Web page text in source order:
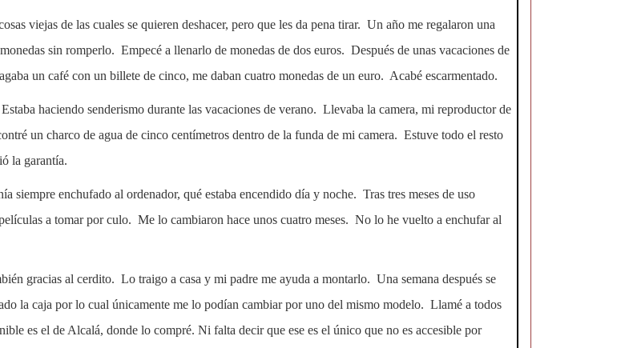
viejas de las cuales se quieren deshacer, pero que les da pena tirar. Un año me regalaron una
sin romperlo. Empecé a llenarlo de monedas de dos euros. Después de unas vacaciones de
un café con un billete de cinco, me daban cuatro monedas de un euro. Acabé escarmentado.
haciendo senderismo durante las vacaciones de verano. Llevaba la camera, mi reproductor de
un charco de agua de cinco centímetros dentro de la funda de mi camera. Estuve todo el resto
la garantía.
enchufado al ordenador, qué estaba encendido día y noche. Tras tres meses de uso
a tomar por culo. Me lo cambiaron hace unos cuatro meses. No lo he vuelto a enchufar al
gracias al cerdito. Lo traigo a casa y mi padre me ayuda a montarlo. Una semana después se
la caja por lo cual únicamente me lo podían cambiar por uno del mismo modelo. Llamé a todos
es el de Alcalá, donde lo compré. Ni falta decir que ese es el único que no es accesible por